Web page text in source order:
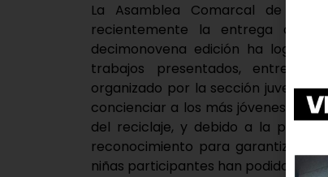
La Asamblea Comarcal de
recientemente la entrega de
decimonovena edición ha
trabajos presentados, entre
organizado por la sección juvenil
concienciar a los más jóvenes
del reciclaje, y debido a la
reconocimiento para garantizar
niñas participantes han podido